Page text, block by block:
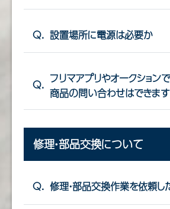
Q. 設置場所に電源は必要か
Q. フリマアプリやオークション
商品の問い合わせはできます
修理・部品交換について
Q. 修理・部品交換作業を依頼し